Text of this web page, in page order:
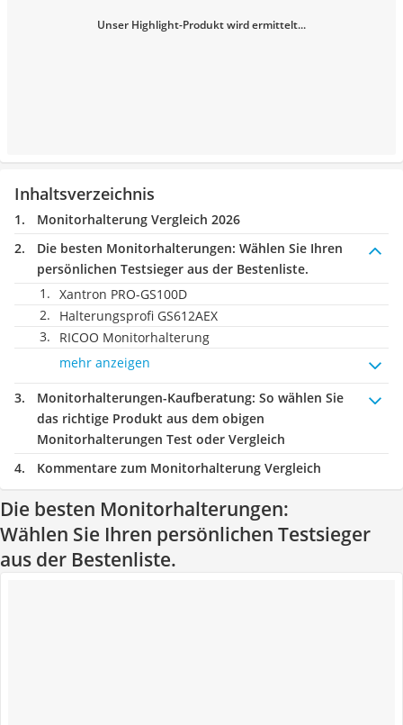
Unser Highlight-Produkt wird ermittelt...
Inhaltsverzeichnis
Monitorhalterung Vergleich 2026
Die besten Monitorhalterungen: Wählen Sie Ihren
persönlichen Testsieger aus der Bestenliste.
Xantron PRO-GS100D
Halterungsprofi GS612AEX
RICOO Monitorhalterung
mehr anzeigen
Monitorhalterungen-Kaufberatung: So wählen Sie
das richtige Produkt aus dem obigen
Monitorhalterungen Test oder Vergleich
Kommentare zum Monitorhalterung Vergleich
Die besten Monitorhalterungen:
Wählen Sie Ihren persönlichen Testsieger
aus der Bestenliste.